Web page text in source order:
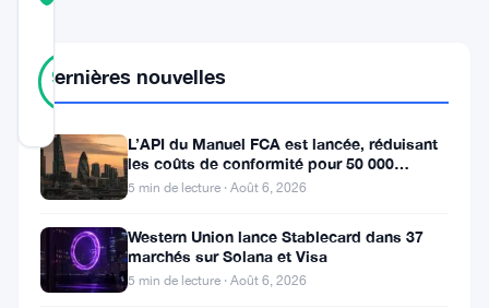
93%
votes
Les
non
fongibles
Dernières nouvelles
L’API du Manuel FCA est lancée, réduisant
les coûts de conformité pour 50 000
entreprises britanniques
5 min de lecture · Août 6, 2026
Western Union lance Stablecard dans 37
marchés sur Solana et Visa
5 min de lecture · Août 6, 2026